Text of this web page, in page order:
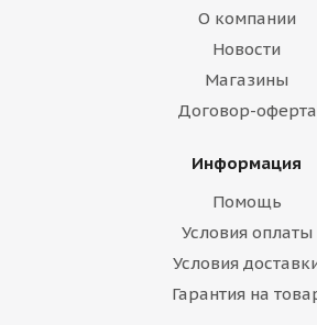
О компании
Новости
Магазины
Договор-оферта
Информация
Помощь
Условия оплаты
Условия
Гарантия на